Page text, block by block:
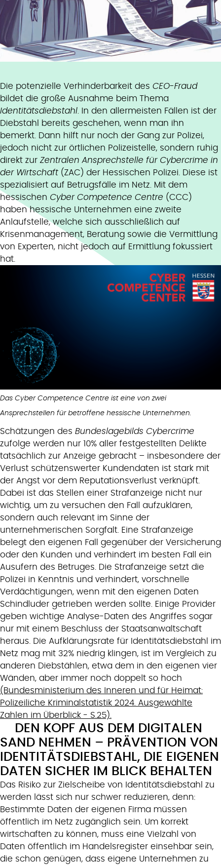
Die potenzielle Verhinderbarkeit des CEO-Fraud
bildet die große Ausnahme beim Thema
Identitätsdiebstahl . In den allermeisten Fällen ist der
Diebstahl bereits geschehen, wenn man ihn
bemerkt. Dann hilft nur noch der Gang zur Polizei,
jedoch nicht zur örtlichen Polizeistelle, sondern ruhig
direkt zur Zentralen Ansprechstelle für Cybercrime in
der Wirtschaft(ZAC) der Hessischen Polizei. Diese ist
spezialisiert auf Betrugsfälle im Netz. Mit dem
hessischen Cyber Competence Centre (CCC)
haben hessische Unternehmen eine zweite
Anlaufstelle, welche sich ausschließlich auf
Krisenmanagement, Beratung sowie die Vermittlung
von Experten, nicht jedoch auf Ermittlung fokussiert
hat.
Das Cyber Competence Centre ist eine von zwei
Ansprechstellen für betroffene hessische Unternehmen.
Schätzungen des Bundeslagebilds Cybercrime
zufolge werden nur 10% aller festgestellten Delikte
tatsächlich zur Anzeige gebracht – insbesondere der
Verlust schützenswerter Kundendaten ist stark mit
der Angst vor dem Reputationsverlust verknüpft.
Dabei ist das Stellen einer Strafanzeige nicht nur
wichtig, um zu versuchen den Fall aufzuklären,
sondern auch relevant im Sinne der
unternehmerischen Sorgfalt. Eine Strafanzeige
belegt den eigenen Fall gegenüber der Versicherung
oder den Kunden und verhindert im besten Fall ein
Ausufern des Betruges. Die Strafanzeige setzt die
Polizei in Kenntnis und verhindert, vorschnelle
Verdächtigungen, wenn mit den eigenen Daten
Schindluder getrieben werden sollte. Einige Provider
geben wichtige Analyse-Daten des Angriffes sogar
nur mit einem Beschluss der Staatsanwaltschaft
heraus. Die Aufklärungsrate für Identitätsdiebstahl im
Netz mag mit 32% niedrig klingen, ist im Vergleich zu
anderen Diebstählen, etwa dem in den eigenen vier
Wänden, aber immer noch doppelt so hoch
(Bundesministerium des Inneren und für Heimat:
Polizeiliche Kriminalstatistik 2024. Ausgewählte
Zahlen im Überblick - S.25).
DEN KOPF AUS DEM DIGITALEN
SAND NEHMEN – PRÄVENTION VON
IDENTITÄTSDIEBSTAHL, DIE EIGENEN
DATEN SICHER IM BLICK BEHALTEN
Das Risiko zur Zielscheibe von Identitätsdiebstahl zu
werden lässt sich nur schwer reduzieren, denn:
Bestimmte Daten der eigenen Firma müssen
öffentlich im Netz zugänglich sein. Um korrekt
wirtschaften zu können, muss eine Vielzahl von
Daten öffentlich im Handelsregister einsehbar sein,
die schon genügen, dass eigene Unternehmen zu